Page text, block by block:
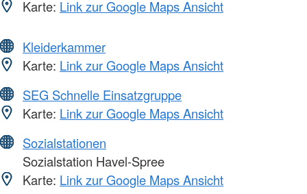
Karte: Link zur Google Maps Ansicht
Kleiderkammer
Karte: Link zur Google Maps Ansicht
SEG Schnelle Einsatzgruppe
Karte: Link zur Google Maps Ansicht
Sozialstationen
Sozialstation Havel-Spree
Karte: Link zur Google Maps Ansicht